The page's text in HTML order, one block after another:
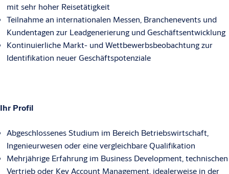
mit sehr hoher Reisetätigkeit
Teilnahme an internationalen Messen, Branchenevents und
Kundentagen zur Leadgenerierung und Geschäftsentwicklung
Kontinuierliche Markt- und Wettbewerbsbeobachtung zur
Identifikation neuer Geschäftspotenziale
Ihr Profil
Abgeschlossenes Studium im Bereich Betriebswirtschaft,
Ingenieurwesen oder eine vergleichbare Qualifikation
Mehrjährige Erfahrung im Business Development, technischen
Vertrieb oder Key Account Management, idealerweise in der